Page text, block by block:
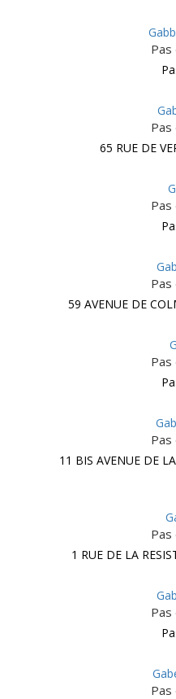
Pas
Pas
65 RUE DE
Pas
Pas
59 AVENUE DE
Pas
Pas
11 BIS AVENUE DE
Pas
1 RUE DE LA
Pas
Pas